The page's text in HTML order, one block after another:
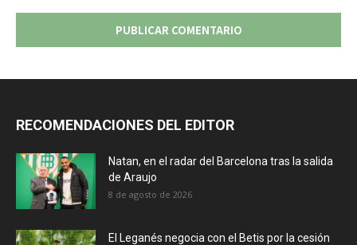
RECOMENDACIONES DEL EDITOR
Natan, en el radar del Barcelona tras la salida
de Araujo
8 de agosto de 2026
El Leganés negocia con el Betis por la cesión